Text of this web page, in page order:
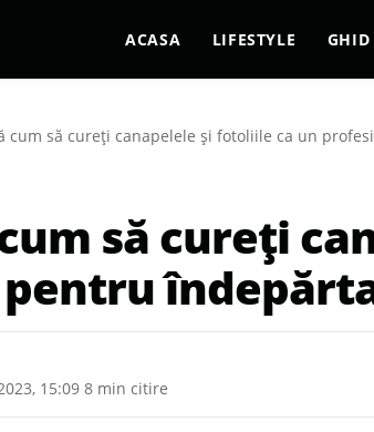
ACASA LIFESTYLE GHID
cum să cureți canapelele și fotoliile ca un
să cureți
15:09 8 min citire